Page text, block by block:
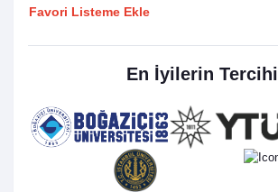
Favori Listeme Ekle
En İyilerin Tercihi